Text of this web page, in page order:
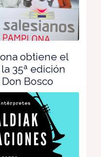
obtiene el
35ª edición
Bosco